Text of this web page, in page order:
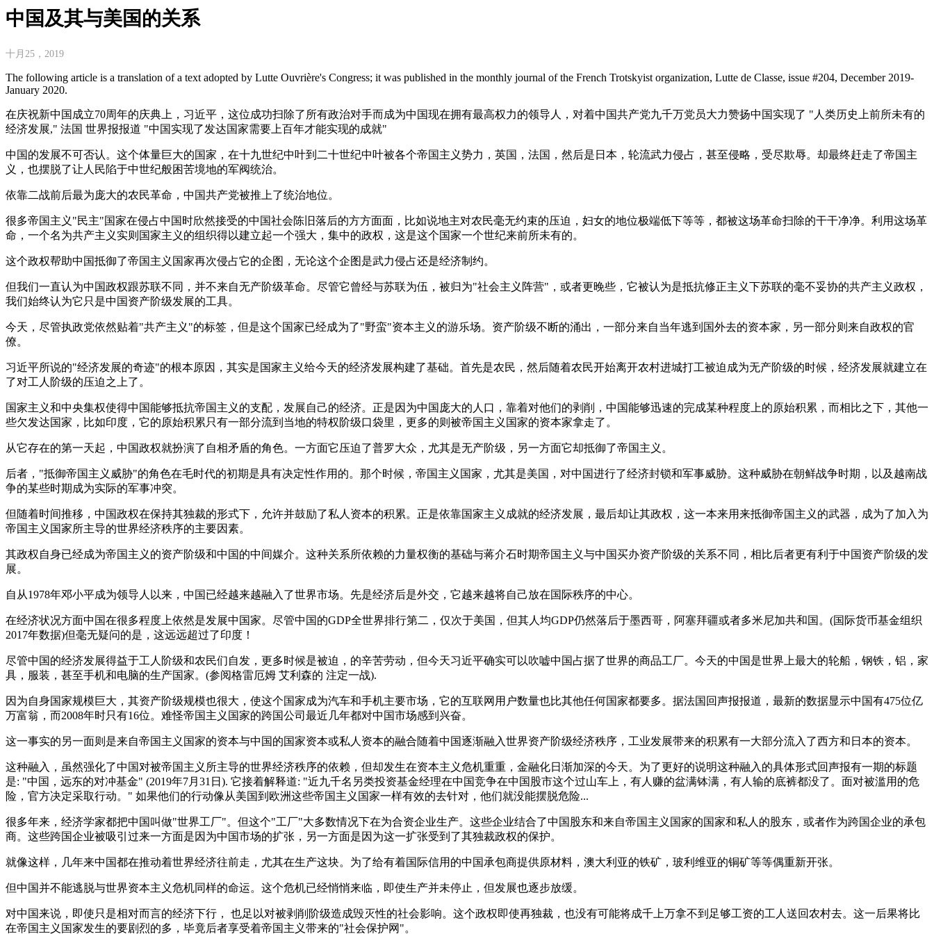
中国及其与美国的关系
十月25，2019
The following article is a translation of a text adopted by Lutte Ouvrière's Congress; it was published in the monthly journal of the French Trotskyist organization, Lutte de Classe, issue #204, December 2019-
January 2020.
在庆祝新中国成立70周年的庆典上，习近平，这位成功扫除了所有政治对手而成为中国现在拥有最高权力的领导人，对着中国共产党九千万党员大力赞扬中国实现了 "人类历史上前所未有的
经济发展," 法国 世界报报道 "中国实现了发达国家需要上百年才能实现的成就"
中国的发展不可否认。这个体量巨大的国家，在十九世纪中叶到二十世纪中叶被各个帝国主义势力，英国，法国，然后是日本，轮流武力侵占，甚至侵略，受尽欺辱。却最终赶走了帝国主
义，也摆脱了让人民陷于中世纪般困苦境地的军阀统治。
依靠二战前后最为庞大的农民革命，中国共产党被推上了统治地位。
很多帝国主义"民主"国家在侵占中国时欣然接受的中国社会陈旧落后的方方面面，比如说地主对农民毫无约束的压迫，妇女的地位极端低下等等，都被这场革命扫除的干干净净。利用这场革
命，一个名为共产主义实则国家主义的组织得以建立起一个强大，集中的政权，这是这个国家一个世纪来前所未有的。
这个政权帮助中国抵御了帝国主义国家再次侵占它的企图，无论这个企图是武力侵占还是经济制约。
但我们一直认为中国政权跟苏联不同，并不来自无产阶级革命。尽管它曾经与苏联为伍，被归为"社会主义阵营"，或者更晚些，它被认为是抵抗修正主义下苏联的毫不妥协的共产主义政权，
我们始终认为它只是中国资产阶级发展的工具。
今天，尽管执政党依然贴着"共产主义"的标签，但是这个国家已经成为了"野蛮"资本主义的游乐场。资产阶级不断的涌出，一部分来自当年逃到国外去的资本家，另一部分则来自政权的官
僚。
习近平所说的"经济发展的奇迹"的根本原因，其实是国家主义给今天的经济发展构建了基础。首先是农民，然后随着农民开始离开农村进城打工被迫成为无产阶级的时候，经济发展就建立在
了对工人阶级的压迫之上了。
国家主义和中央集权使得中国能够抵抗帝国主义的支配，发展自己的经济。正是因为中国庞大的人口，靠着对他们的剥削，中国能够迅速的完成某种程度上的原始积累，而相比之下，其他一
些欠发达国家，比如印度，它的原始积累只有一部分流到当地的特权阶级口袋里，更多的则被帝国主义国家的资本家拿走了。
从它存在的第一天起，中国政权就扮演了自相矛盾的角色。一方面它压迫了普罗大众，尤其是无产阶级，另一方面它却抵御了帝国主义。
后者，"抵御帝国主义威胁"的角色在毛时代的初期是具有决定性作用的。那个时候，帝国主义国家，尤其是美国，对中国进行了经济封锁和军事威胁。这种威胁在朝鲜战争时期，以及越南战
争的某些时期成为实际的军事冲突。
但随着时间推移，中国政权在保持其独裁的形式下，允许并鼓励了私人资本的积累。正是依靠国家主义成就的经济发展，最后却让其政权，这一本来用来抵御帝国主义的武器，成为了加入为
帝国主义国家所主导的世界经济秩序的主要因素。
其政权自身已经成为帝国主义的资产阶级和中国的中间媒介。这种关系所依赖的力量权衡的基础与蒋介石时期帝国主义与中国买办资产阶级的关系不同，相比后者更有利于中国资产阶级的发
展。
自从1978年邓小平成为领导人以来，中国已经越来越融入了世界市场。先是经济后是外交，它越来越将自己放在国际秩序的中心。
在经济状况方面中国在很多程度上依然是发展中国家。尽管中国的GDP全世界排行第二，仅次于美国，但其人均GDP仍然落后于墨西哥，阿塞拜疆或者多米尼加共和国。(国际货币基金组织
2017年数据)但毫无疑问的是，这远远超过了印度！
尽管中国的经济发展得益于工人阶级和农民们自发，更多时候是被迫，的辛苦劳动，但今天习近平确实可以吹嘘中国占据了世界的商品工厂。今天的中国是世界上最大的轮船，钢铁，铝，家
具，服装，甚至手机和电脑的生产国家。(参阅格雷厄姆 艾利森的 注定一战).
因为自身国家规模巨大，其资产阶级规模也很大，使这个国家成为汽车和手机主要市场，它的互联网用户数量也比其他任何国家都要多。据法国回声报报道，最新的数据显示中国有475位亿
万富翁，而2008年时只有16位。难怪帝国主义国家的跨国公司最近几年都对中国市场感到兴奋。
这一事实的另一面则是来自帝国主义国家的资本与中国的国家资本或私人资本的融合随着中国逐渐融入世界资产阶级经济秩序，工业发展带来的积累有一大部分流入了西方和日本的资本。
这种融入，虽然强化了中国对被帝国主义所主导的世界经济秩序的依赖，但却发生在资本主义危机重重，金融化日渐加深的今天。为了更好的说明这种融入的具体形式回声报有一期的标题
是: "中国，远东的对冲基金" (2019年7月31日). 它接着解释道: "近九千名另类投资基金经理在中国竞争在中国股市这个过山车上，有人赚的盆满钵满，有人输的底裤都没了。面对被滥用的危
险，官方决定采取行动。" 如果他们的行动像从美国到欧洲这些帝国主义国家一样有效的去针对，他们就没能摆脱危险...
很多年来，经济学家都把中国叫做"世界工厂"。但这个"工厂"大多数情况下在为合资企业生产。这些企业结合了中国股东和来自帝国主义国家的国家和私人的股东，或者作为跨国企业的承包
商。这些跨国企业被吸引过来一方面是因为中国市场的扩张，另一方面是因为这一扩张受到了其独裁政权的保护。
就像这样，几年来中国都在推动着世界经济往前走，尤其在生产这块。为了给有着国际信用的中国承包商提供原材料，澳大利亚的铁矿，玻利维亚的铜矿等等偶重新开张。
但中国并不能逃脱与世界资本主义危机同样的命运。这个危机已经悄悄来临，即使生产并未停止，但发展也逐步放缓。
对中国来说，即使只是相对而言的经济下行， 也足以对被剥削阶级造成毁灭性的社会影响。这个政权即使再独裁，也没有可能将成千上万拿不到足够工资的工人送回农村去。这一后果将比
在帝国主义国家发生的要剧烈的多，毕竟后者享受着帝国主义带来的"社会保护网"。